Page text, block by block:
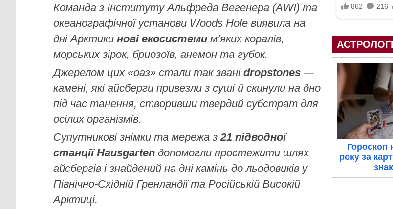
Команда з Інституту Альфреда Вегенера (AWI) та
океанографічної установи Woods Hole виявила на
дні Арктикинові екосистеми м’яких коралів,
морських зірок, бриозоїв, анемон та губок.
Джерелом цих «оаз» стали так званіdropstones —
камені, які айсберги привезли з суші й скинули на дно
під час танення, створивши твердий субстрат для
осілих організмів.
Супутникові знімки та мережа з21 підводної
станції Hausgarten допомогли простежити шлях
айсбергів і знайдений на дні камінь до льодовиків у
Північно-Східній Гренландії та Російській Високій
Арктиці.
Гороскоп
року за